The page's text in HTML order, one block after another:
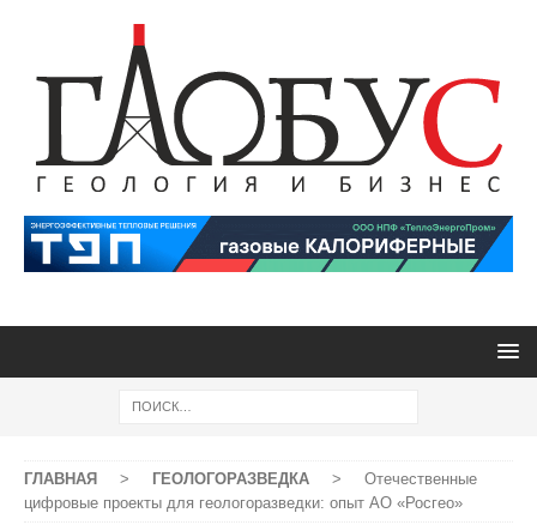
ГЛАВНАЯ > ГЕОЛОГОРАЗВЕДКА >
Отечественные
цифровые проекты для геологоразведки: опыт АО «Росгео»